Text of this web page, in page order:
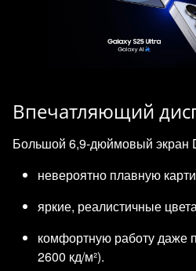
Впечатляющий
Большой 6,9‑дюймовый экран
невероятно плавную
яркие, реалистичные
комфортную работу даже
2600 кд/м²).